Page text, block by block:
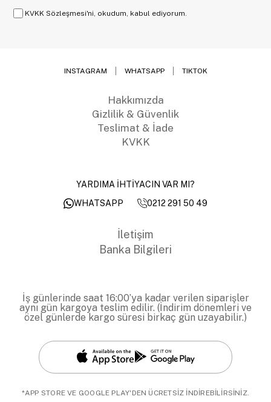
KVKK Sözleşmesi'ni, okudum, kabul ediyorum.
INSTAGRAM WHATSAPP TIKTOK
Hakkımızda
Gizlilik & Güvenlik
Teslimat & İade
KVKK
YARDIMA İHTİYACIN VAR MI?
WHATSAPP
0212 291 50 49
İletişim
Banka Bilgileri
İş günlerinde saat 16:00’ya kadar verilen siparişler
aynı gün kargoya teslim edilir. (İndirim dönemleri ve
özel günlerde kargo süresi birkaç gün uzayabilir.)
*APP STORE VE GOOGLE PLAY'DEN ÜCRETSİZ İNDİREBİLİRSİNİZ.